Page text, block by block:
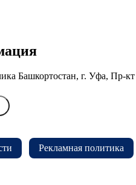
Башкортостан, г. Уфа, Пр-
Рекламная политика